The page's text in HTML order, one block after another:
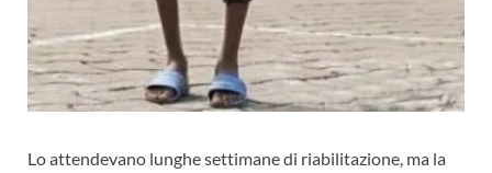
Lo attendevano lunghe settimane di riabilitazione, ma la